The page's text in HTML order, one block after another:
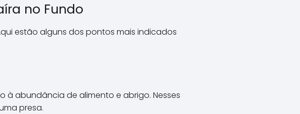
no Fundo
estão alguns dos pontos mais indicados
à abundância de alimento e abrigo. Nesses
presa.